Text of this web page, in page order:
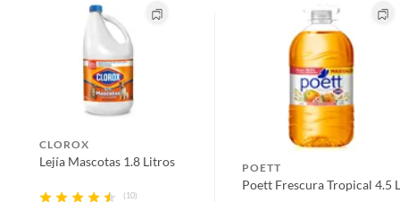
CLOROX
Lejía Mascotas 1.8 Litros
(10)
POETT
Poett Frescura Tropical 4.5 L